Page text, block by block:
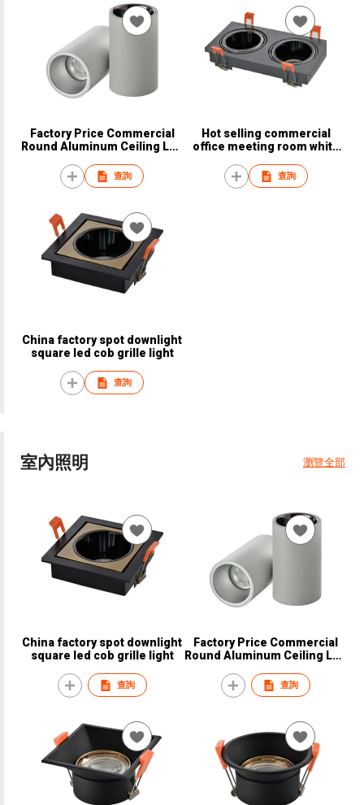
Factory Price Commercial
Round Aluminum Ceiling Led
查詢
Hot selling commercial
office meeting room white
查詢
China factory spot downlight
square led cob grille light
查詢
室內照明 瀏覽全部
China factory spot downlight
square led cob grille light
查詢
Factory Price Commercial
Round Aluminum Ceiling Led
查詢